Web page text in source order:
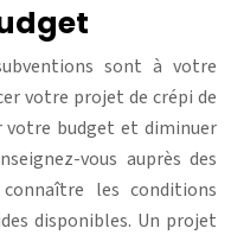
sont à votre
votre projet de crépi de
budget et diminuer
vous auprès des
les conditions
disponibles. Un projet